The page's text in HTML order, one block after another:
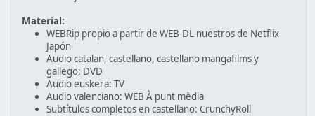
Material:
WEBRip propio a partir de WEB-DL nuestros de Netflix
Japón
Audio catalan, castellano, castellano mangafilms y
gallego: DVD
Audio euskera: TV
Audio valenciano: WEB À punt mèdia
Subtítulos completos en castellano: CrunchyRoll